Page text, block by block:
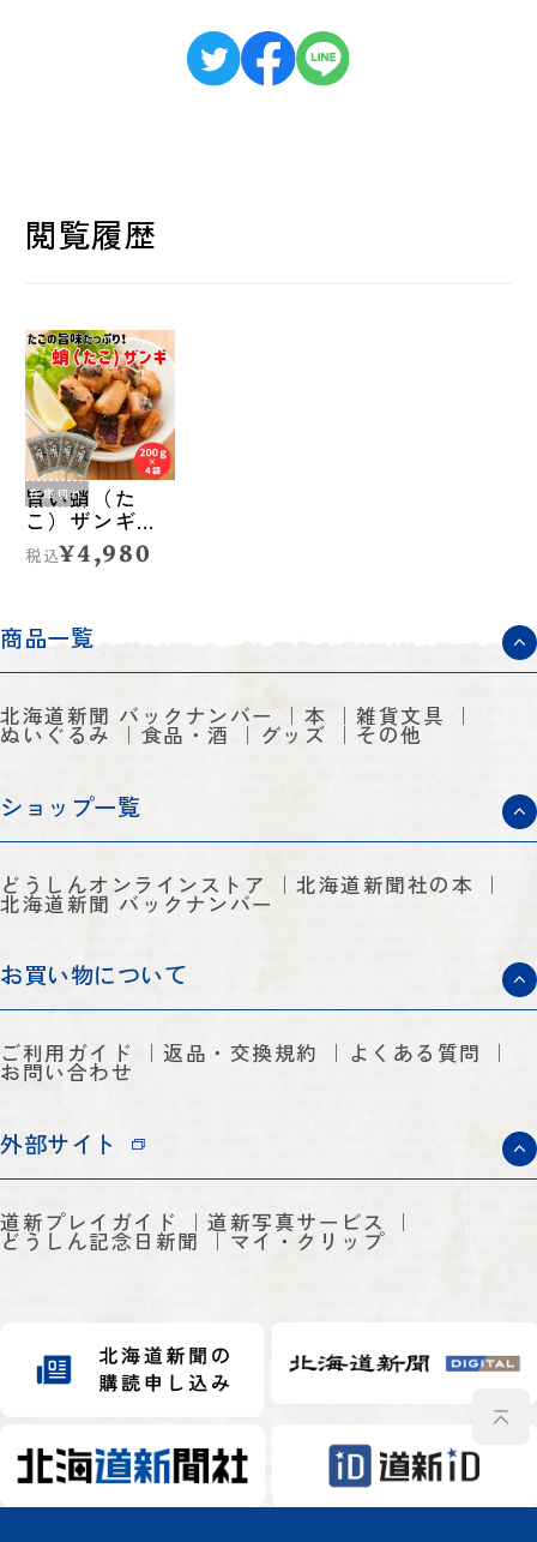
閲覧履歴
在庫切れ
旨い蛸（た
こ）ザンギ◆
カイトフーズ
（留萌市）
税込¥4,980
商品一覧
北海道新聞 バックナンバー 本 雑貨文具
ぬいぐるみ 食品・酒 グッズ その他
ショップ一覧
どうしんオンラインストア 北海道新聞社の本
北海道新聞 バックナンバー
お買い物について
ご利用ガイド 返品・交換規約 よくある質問
お問い合わせ
外部サイト
道新プレイガイド 道新写真サービス
どうしん記念日新聞 マイ・クリップ